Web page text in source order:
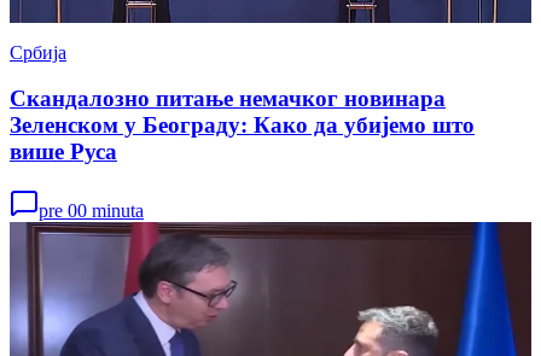
Србија
Скандалозно питање немачког новинара
Зеленском у Београду: Како да убијемо што
више Руса
pre 00 minuta